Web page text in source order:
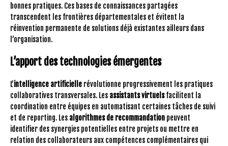
bonnes pratiques. Ces bases de connaissances partagées
transcendent les frontières départementales et évitent la
réinvention permanente de solutions déjà existantes ailleurs dans
l’organisation.
L’apport des technologies émergentes
L’intelligence artificielle révolutionne progressivement les pratiques
collaboratives transversales. Les assistants virtuelsfacilitent la
coordination entre équipes en automatisant certaines tâches de suivi
et de reporting. Les algorithmes de recommandation peuvent
identifier des synergies potentielles entre projets ou mettre en
relation des collaborateurs aux compétences complémentaires qui